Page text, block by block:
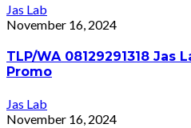
Jas Lab
November 16, 2024
TLP/WA 08129291318 Jas
Promo
Jas Lab
November 16, 2024